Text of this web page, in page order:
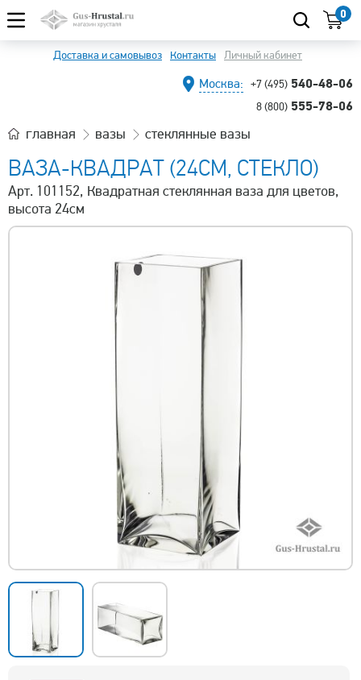
0
Доставка и самовывоз Контакты Личный кабинет
Москва: +7 (495) 540-48-06
8 (800) 555-78-06
главная вазы стеклянные вазы
ВАЗА-КВАДРАТ (24СМ, СТЕКЛО)
Арт. 101152, Квадратная стеклянная ваза для цветов,
высота 24см